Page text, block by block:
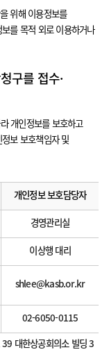
위해 이용정보를
를 목적 외로 이용하거나
구를 접수·
개인정보를 보호하고
보 보호책임자 및
개인정보 보호담당자
경영관리실
이상행 대리
shlee@kasb.or.kr
02-6050-0115
대한상공회의소 빌딩 3